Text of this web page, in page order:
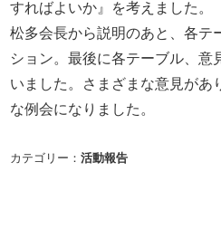
すればよいか』を考えました。
松多会長から説明のあと、各テ
ション。最後に各テーブル、意
いました。さまざまな意見が
な例会になりました。
カテゴリー：活動報告